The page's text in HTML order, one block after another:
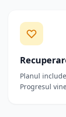
Planul
Progresul